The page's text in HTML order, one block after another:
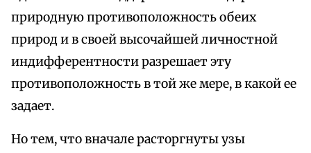
природную противоположность обеих
природ и в своей высочайшей личностной
индифферентности разрешает эту
противоположность в той же мере, в какой ее
задает.
Но тем, что вначале расторгнуты узы